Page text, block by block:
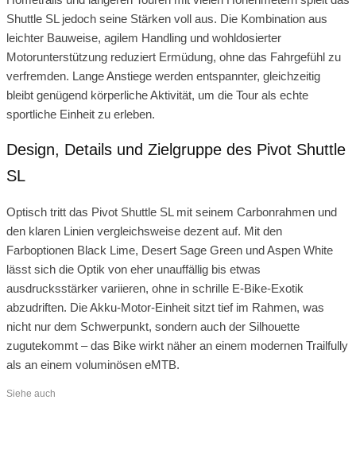
Shuttle SL jedoch seine Stärken voll aus. Die Kombination aus
leichter Bauweise, agilem Handling und wohldosierter
Motorunterstützung reduziert Ermüdung, ohne das Fahrgefühl zu
verfremden. Lange Anstiege werden entspannter, gleichzeitig
bleibt genügend körperliche Aktivität, um die Tour als echte
sportliche Einheit zu erleben.
Design, Details und Zielgruppe des Pivot Shuttle
SL
Optisch tritt das Pivot Shuttle SL mit seinem Carbonrahmen und
den klaren Linien vergleichsweise dezent auf. Mit den
Farboptionen Black Lime, Desert Sage Green und Aspen White
lässt sich die Optik von eher unauffällig bis etwas
ausdrucksstärker variieren, ohne in schrille E-Bike-Exotik
abzudriften. Die Akku-Motor-Einheit sitzt tief im Rahmen, was
nicht nur dem Schwerpunkt, sondern auch der Silhouette
zugutekommt – das Bike wirkt näher an einem modernen Trailfully
als an einem voluminösen eMTB.
Siehe auch